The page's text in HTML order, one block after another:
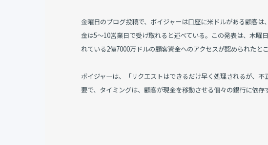
金曜日のブログ投稿で、ボイジャーは口座に米ドルがある顧客
金は5～10営業日で受け取れると述べている。この発表は、木曜
れている2億7000万ドルの顧客資金へのアクセスが認められたと
ボイジャーは、「リクエストはできるだけ早く処理されるが、
要で、タイミングは、顧客が現金を移動させる個々の銀行に依存